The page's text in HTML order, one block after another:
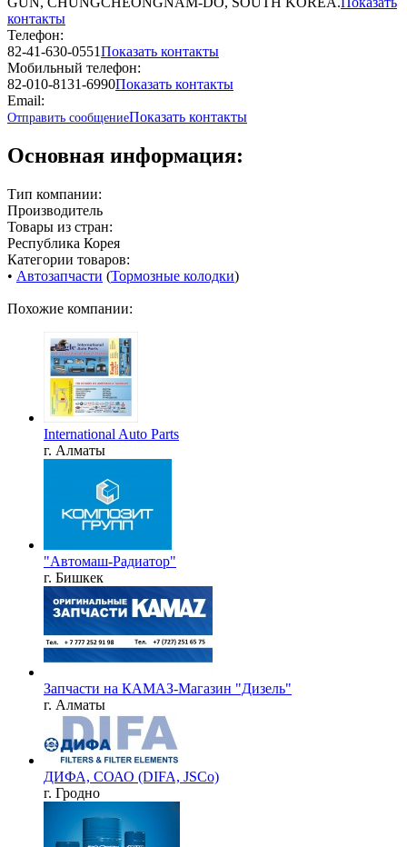
контакты
Телефон:
82-41-630-0551Показать контакты
Мобильный телефон:
82-010-8131-6990Показать контакты
Email:
Отправить сообщениеПоказать контакты
Основная информация:
Тип компании:
Производитель
Товары из стран:
Республика Корея
Категории товаров:
• Автозапчасти (Тормозные колодки)
Похожие компании:
International Auto Parts
г. Алматы
"Автомаш-Радиатор"
г. Бишкек
Запчасти на КАМАЗ-Магазин "Дизель"
г. Алматы
ДИФА, СОАО (DIFA, JSCo)
г. Гродно